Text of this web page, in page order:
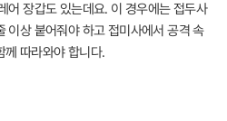
어 장갑도 있는데요. 이 경우에는 접두사
이상 붙어줘야 하고 접미사에서 공격 속
께 따라와야 합니다.